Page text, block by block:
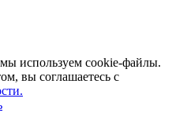
используем cookie-файлы.
вы соглашаетесь с